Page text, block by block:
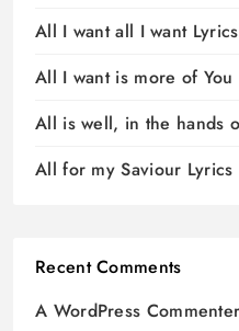
All I want all I want Lyrics
All I want is more of You
All is well, in the hands
All for my Saviour Lyrics
Recent Comments
A WordPress Commenter